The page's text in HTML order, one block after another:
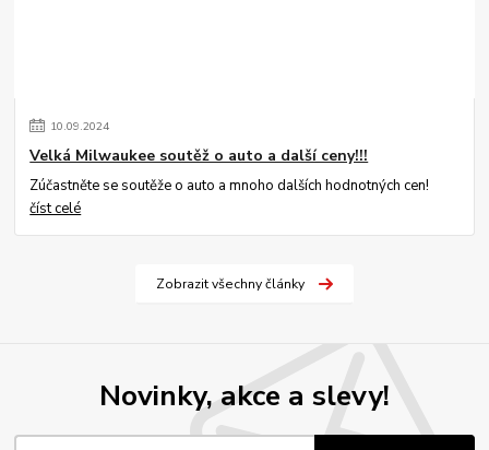
10.09.2024
Velká Milwaukee soutěž o auto a další ceny!!!
Zúčastněte se soutěže o auto a mnoho dalších hodnotných cen!
číst celé
Zobrazit všechny články
Novinky, akce a slevy!